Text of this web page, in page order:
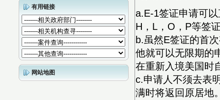
有用链接
网站地图
a.E-1签证申请可
H，L，O，P等签
b.虽然E签证的首
他就可以无限期的
在重新入境美国时
c.申请人不须去表
满时将返回原居地